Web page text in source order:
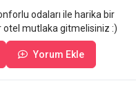
odaları ile harika bir
otel mutlaka gitmelisiniz :)
Yorum Ekle